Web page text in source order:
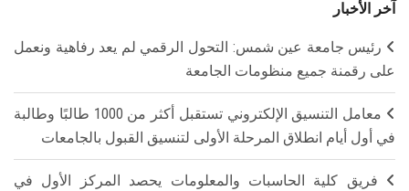
آخر الأخبار
رئيس جامعة عين شمس: التحول الرقمي لم يعد رفاهية ونعمل
على رقمنة جميع منظومات الجامعة
معامل التنسيق الإلكتروني تستقبل أكثر من 1000 طالبًا وطالبة
في أول أيام انطلاق المرحلة الأولى لتنسيق القبول بالجامعات
فريق كلية الحاسبات والمعلومات يحصد المركز الأول في